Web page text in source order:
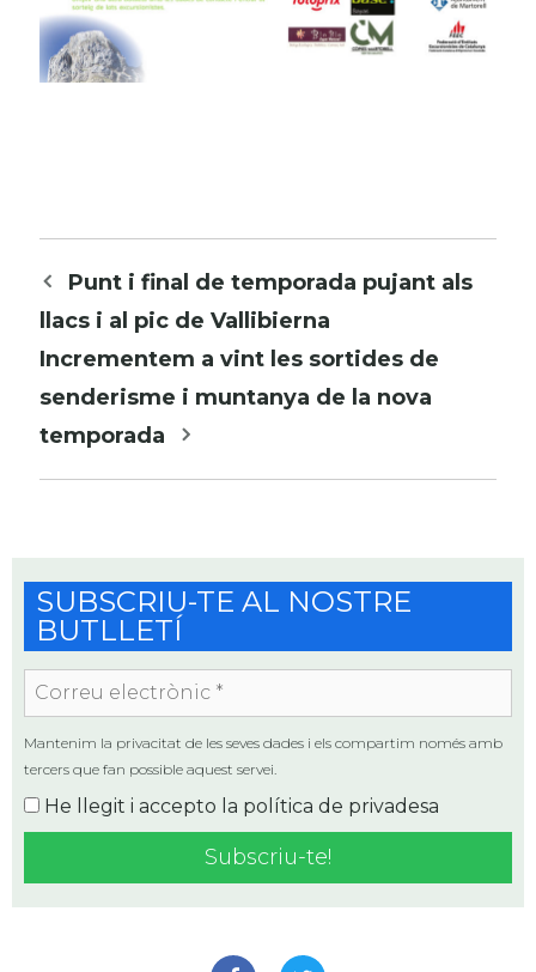
Navegació
per
entrades
Punt i final de temporada pujant als
llacs i al pic de Vallibierna
Incrementem a vint les sortides de
senderisme i muntanya de la nova
temporada
SUBSCRIU-TE AL NOSTRE
BUTLLETÍ
electrònic
*
Mantenim la privacitat de les seves dades i els compartim només amb
tercers que fan possible aquest servei.
He llegit i accepto la política de privadesa